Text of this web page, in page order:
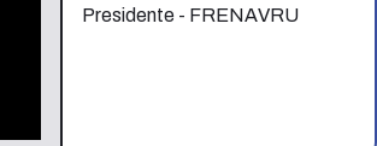
Presidente - FRENAVRU